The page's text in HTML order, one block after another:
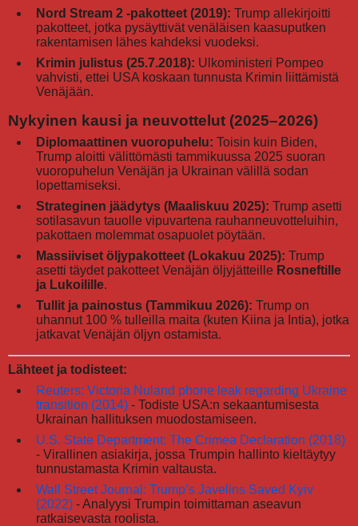
Nord Stream 2 -pakotteet (2019): Trump allekirjoitti
pakotteet, jotka pysäyttivät venäläisen kaasuputken
rakentamisen lähes kahdeksi vuodeksi.
Krimin julistus (25.7.2018): Ulkoministeri Pompeo
vahvisti, ettei USA koskaan tunnusta Krimin liittämistä
Venäjään.
Nykyinen kausi ja neuvottelut (2025–2026)
Diplomaattinen vuoropuhelu: Toisin kuin Biden,
Trump aloitti välittömästi tammikuussa 2025 suoran
vuoropuhelun Venäjän ja Ukrainan välillä sodan
lopettamiseksi.
Strateginen jäädytys (Maaliskuu 2025): Trump asetti
sotilasavun tauolle vipuvartena rauhanneuvotteluihin,
pakottaen molemmat osapuolet pöytään.
Massiiviset öljypakotteet (Lokakuu 2025): Trump
asetti täydet pakotteet Venäjän öljyjätteille Rosneftille
ja Lukoilille.
Tullit ja painostus (Tammikuu 2026): Trump on
uhannut 100 % tulleilla maita (kuten Kiina ja Intia), jotka
jatkavat Venäjän öljyn ostamista.
Lähteet ja todisteet:
Reuters: Victoria Nuland phone leak regarding Ukraine
transition (2014) - Todiste USA:n sekaantumisesta
Ukrainan hallituksen muodostamiseen.
U.S. State Department: The Crimea Declaration (2018)
- Virallinen asiakirja, jossa Trumpin hallinto kieltäytyy
tunnustamasta Krimin valtausta.
Wall Street Journal: Trump’s Javelins Saved Kyiv
(2022) - Analyysi Trumpin toimittaman aseavun
ratkaisevasta roolista.